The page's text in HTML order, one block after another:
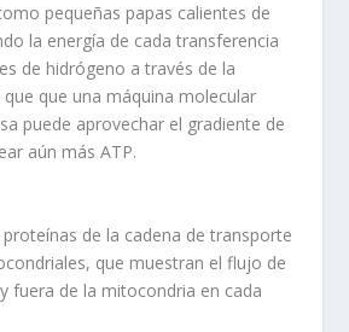
pequeñas papas calientes de
la energía de cada transferencia
de hidrógeno a través de la
que una máquina molecular
puede aprovechar el gradiente de
aún más ATP.
de la cadena de transporte
que muestran el flujo de
fuera de la mitocondria en cada